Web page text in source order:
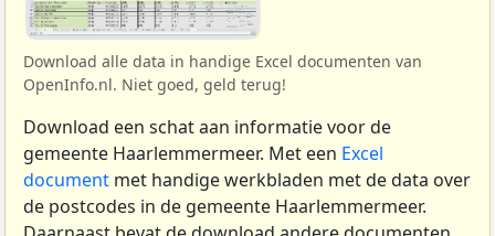
Download alle data in handige Excel documenten van
OpenInfo.nl. Niet goed, geld terug!
Download een schat aan informatie voor de
gemeente Haarlemmermeer. Met een Excel
document met handige werkbladen met de data over
de postcodes in de gemeente Haarlemmermeer.